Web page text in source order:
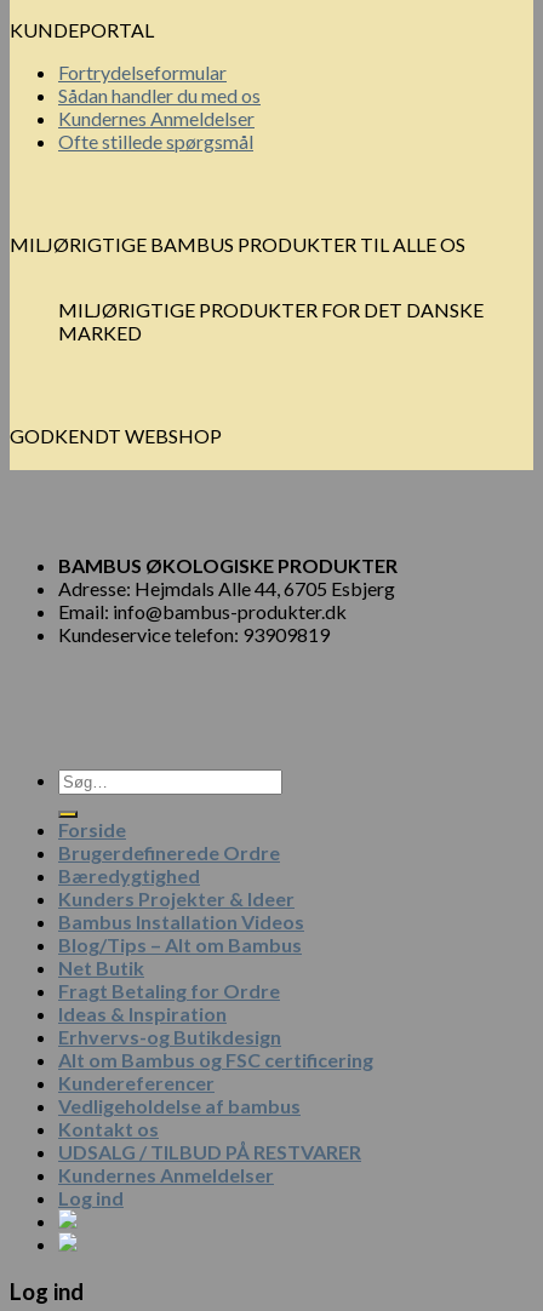
KUNDEPORTAL
Fortrydelseformular
Sådan handler du med os
Kundernes Anmeldelser
Ofte stillede spørgsmål
MILJØRIGTIGE BAMBUS PRODUKTER TIL ALLE OS
MILJØRIGTIGE PRODUKTER FOR DET DANSKE
MARKED
GODKENDT WEBSHOP
BAMBUS ØKOLOGISKE PRODUKTER
Adresse: Hejmdals Alle 44, 6705 Esbjerg
Email: info@bambus-produkter.dk
Kundeservice telefon: 93909819
Søg
efter:
Forside
Brugerdefinerede Ordre
Bæredygtighed
Kunders Projekter & Ideer
Bambus Installation Videos
Blog/Tips – Alt om Bambus
Net Butik
Fragt Betaling for Ordre
Ideas & Inspiration
Erhvervs-og Butikdesign
Alt om Bambus og FSC certificering
Kundereferencer
Vedligeholdelse af bambus
Kontakt os
UDSALG / TILBUD PÅ RESTVARER
Kundernes Anmeldelser
Log ind
Log ind